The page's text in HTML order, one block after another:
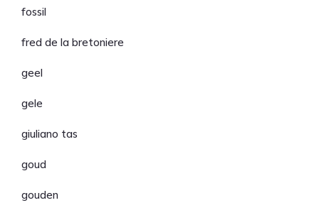
fossil
fred de la bretoniere
geel
gele
giuliano tas
goud
gouden